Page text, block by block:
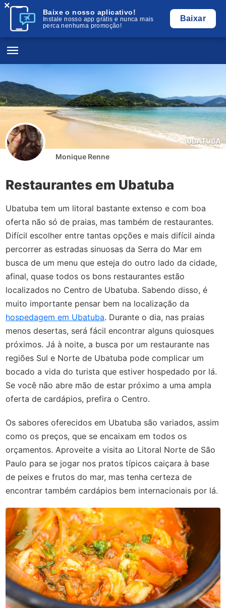
Baixe o nosso aplicativo!
Instale nosso app grátis e nunca mais
perca nenhuma promoção!
Baixar
×
UBATUBA
Monique Renne
Restaurantes em Ubatuba
Ubatuba tem um litoral bastante extenso e com boa
oferta não só de praias, mas também de restaurantes.
Difícil escolher entre tantas opções e mais difícil ainda
percorrer as estradas sinuosas da Serra do Mar em
busca de um menu que esteja do outro lado da cidade,
afinal, quase todos os bons restaurantes estão
localizados no Centro de Ubatuba. Sabendo disso, é
muito importante pensar bem na localização da
hospedagem em Ubatuba. Durante o dia, nas praias
menos desertas, será fácil encontrar alguns quiosques
próximos. Já à noite, a busca por um restaurante nas
regiões Sul e Norte de Ubatuba pode complicar um
bocado a vida do turista que estiver hospedado por lá.
Se você não abre mão de estar próximo a uma ampla
oferta de cardápios, prefira o Centro.
Os sabores oferecidos em Ubatuba são variados, assim
como os preços, que se encaixam em todos os
orçamentos. Aproveite a visita ao Litoral Norte de São
Paulo para se jogar nos pratos típicos caiçara à base
de peixes e frutos do mar, mas tenha certeza de
encontrar também cardápios bem internacionais por lá.